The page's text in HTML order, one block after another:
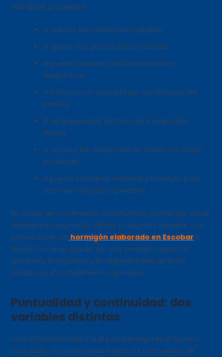
trabaja el proveedor:
si cuenta con producción propia;
si opera con planta automatizada;
si puede sostener continuidad entre
despachos;
si informa con claridad las condiciones del
pedido;
si tiene personal técnico para responder
dudas;
si conoce las exigencias de obras con ritmo
sostenido;
si puede coordinar material y bombeo bajo
una misma lógica operativa.
En zonas de crecimiento constructivo, donde las obras
demandan respuesta rápida y volumen, trabajar con
proveedores de hormigón elaborado en Escobar y
áreas cercanas puede ser una ventaja cuando la
distancia, la logística y la disponibilidad de flota
inciden en el cumplimiento operativo.
Puntualidad y continuidad: dos
variables distintas
La puntualidad indica si el camión llega en el horario
acordado. La continuidad indica si la secuencia de